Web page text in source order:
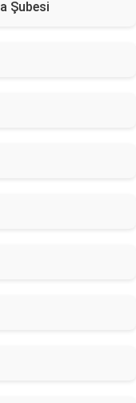
Şubesi